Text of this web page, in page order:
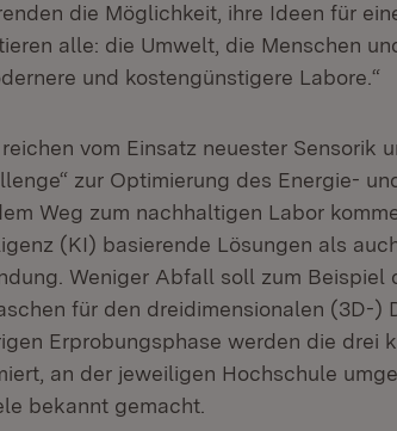
die Möglichkeit, ihre Ideen für
alle: die Umwelt, die Menschen
und kostengünstigere Labore.“
vom Einsatz neuester Sensorik
zur Optimierung des Energie-
Weg zum nachhaltigen Labor
(KI) basierende Lösungen als
Weniger Abfall soll zum Beispiel
für den dreidimensionalen (3D-)
Erprobungsphase werden die drei
an der jeweiligen Hochschule
bekannt gemacht.